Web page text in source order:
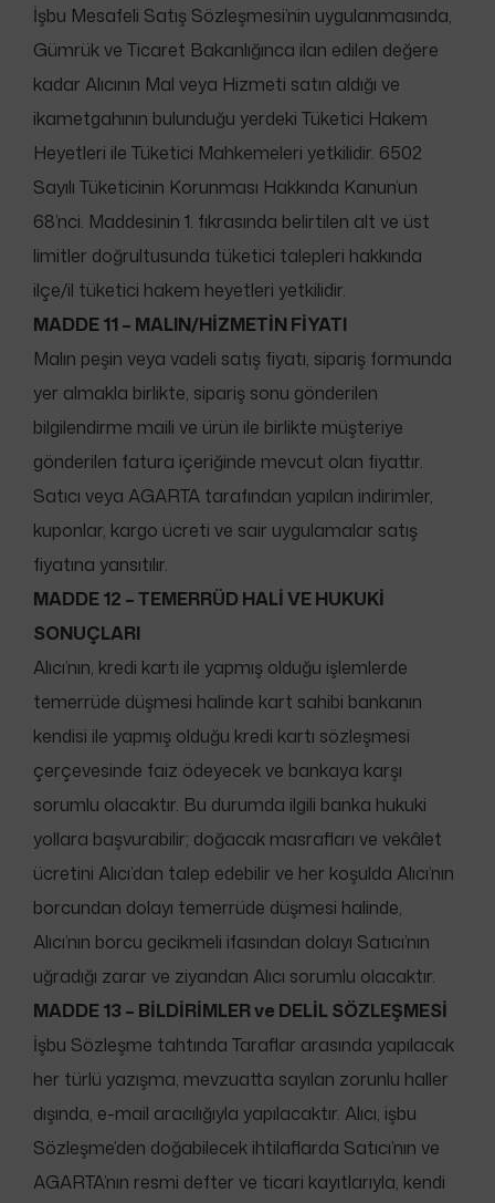
İşbu Mesafeli Satış Sözleşmesi’nin uygulanmasında,
Gümrük ve Ticaret Bakanlığınca ilan edilen değere
kadar Alıcının Mal veya Hizmeti satın aldığı ve
ikametgahının bulunduğu yerdeki Tüketici Hakem
Heyetleri ile Tüketici Mahkemeleri yetkilidir. 6502
Sayılı Tüketicinin Korunması Hakkında Kanun’un
68’nci. Maddesinin 1. fıkrasında belirtilen alt ve üst
limitler doğrultusunda tüketici talepleri hakkında
ilçe/il tüketici hakem heyetleri yetkilidir.
MADDE 11 – MALIN/HİZMETİN FİYATI
Malın peşin veya vadeli satış fiyatı, sipariş formunda
yer almakla birlikte, sipariş sonu gönderilen
bilgilendirme maili ve ürün ile birlikte müşteriye
gönderilen fatura içeriğinde mevcut olan fiyattır.
Satıcı veya AGARTA tarafından yapılan indirimler,
kuponlar, kargo ücreti ve sair uygulamalar satış
fiyatına yansıtılır.
MADDE 12 – TEMERRÜD HALİ VE HUKUKİ
SONUÇLARI
Alıcı’nın, kredi kartı ile yapmış olduğu işlemlerde
temerrüde düşmesi halinde kart sahibi bankanın
kendisi ile yapmış olduğu kredi kartı sözleşmesi
çerçevesinde faiz ödeyecek ve bankaya karşı
sorumlu olacaktır. Bu durumda ilgili banka hukuki
yollara başvurabilir; doğacak masrafları ve vekâlet
ücretini Alıcı’dan talep edebilir ve her koşulda Alıcı’nın
borcundan dolayı temerrüde düşmesi halinde,
Alıcı’nın borcu gecikmeli ifasından dolayı Satıcı’nın
uğradığı zarar ve ziyandan Alıcı sorumlu olacaktır.
MADDE 13 – BİLDİRİMLER ve DELİL SÖZLEŞMESİ
İşbu Sözleşme tahtında Taraflar arasında yapılacak
her türlü yazışma, mevzuatta sayılan zorunlu haller
dışında, e-mail aracılığıyla yapılacaktır. Alıcı, işbu
Sözleşme’den doğabilecek ihtilaflarda Satıcı’nın ve
AGARTA’nın resmi defter ve ticari kayıtlarıyla, kendi